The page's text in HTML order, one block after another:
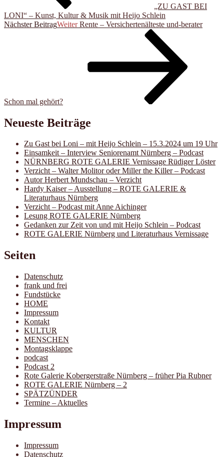
„ZU GAST BEI
LONI“ – Kunst, Kultur & Musik mit Heijo Schlein
Nächster BeitragWeiter Rente – Versichertenälteste und-berater
Schon mal gehört?
Neueste Beiträge
Zu Gast bei Loni – mit Heijo Schlein – 15.3.2024 um 19 Uhr
Einsamkeit – Interview Seniorenamt Nürnberg – Podcast
NÜRNBERG ROTE GALERIE Vernissage Rüdiger Löster
Verzicht – Walter Molitor oder Miller the Killer – Podcast
Autor Herbert Mundschau – Verzicht
Hardy Kaiser – Ausstellung – ROTE GALERIE &
Literaturhaus Nürnberg
Verzicht – Podcast mit Anne Aichinger
Lesung ROTE GALERIE Nürnberg
Gedanken zur Zeit von und mit Heijo Schlein – Podcast
ROTE GALERIE Nürnberg und Literaturhaus Vernissage
Seiten
Datenschutz
frank und frei
Fundstücke
HOME
Impressum
Kontakt
KULTUR
MENSCHEN
Montagsklappe
podcast
Podcast 2
Rote Galerie Kobergerstraße Nürnberg – früher Pia Rubner
ROTE GALERIE Nürnberg – 2
SPÄTZÜNDER
Termine – Aktuelles
Impressum
Impressum
Datenschutz